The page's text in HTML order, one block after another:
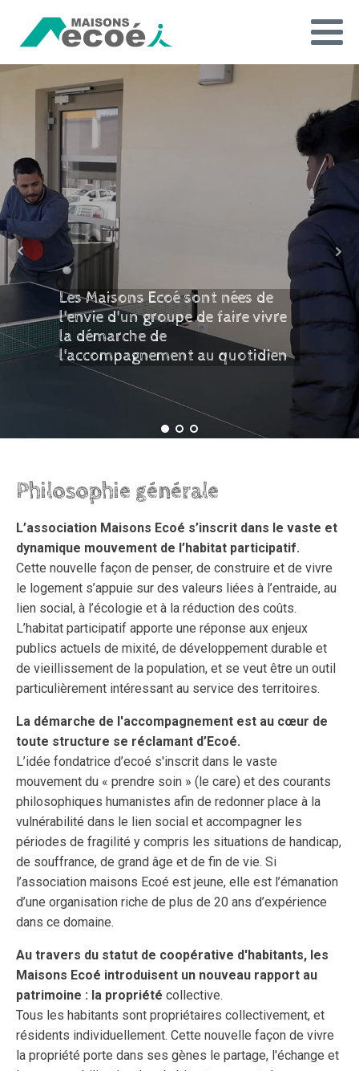
Les Maisons Ecoé sont nées de
l'envie d'un groupe de faire vivre
la démarche de
l'accompagnement au quotidien
Philosophie générale
L’association Maisons Ecoé s’inscrit dans le vaste et
dynamique mouvement de l’habitat participatif.
Cette nouvelle façon de penser, de construire et de vivre
le logement s’appuie sur des valeurs liées à l’entraide, au
lien social, à l’écologie et à la réduction des coûts.
L’habitat participatif apporte une réponse aux enjeux
publics actuels de mixité, de développement durable et
de vieillissement de la population, et se veut être un outil
particulièrement intéressant au service des territoires.
La démarche de l'accompagnement est au cœur de
toute structure se réclamant d’Ecoé.
L’idée fondatrice d’ecoé s'inscrit dans le vaste
mouvement du « prendre soin » (le care) et des courants
philosophiques humanistes afin de redonner place à la
vulnérabilité dans le lien social et accompagner les
périodes de fragilité y compris les situations de handicap,
de souffrance, de grand âge et de fin de vie. Si
l’association maisons Ecoé est jeune, elle est l’émanation
d’une organisation riche de plus de 20 ans d’expérience
dans ce domaine.
Au travers du statut de coopérative d'habitants, les
Maisons Ecoé introduisent un nouveau rapport au
patrimoine : la propriété collective.
Tous les habitants sont propriétaires collectivement, et
résidents individuellement. Cette nouvelle façon de vivre
la propriété porte dans ses gènes le partage, l'échange et